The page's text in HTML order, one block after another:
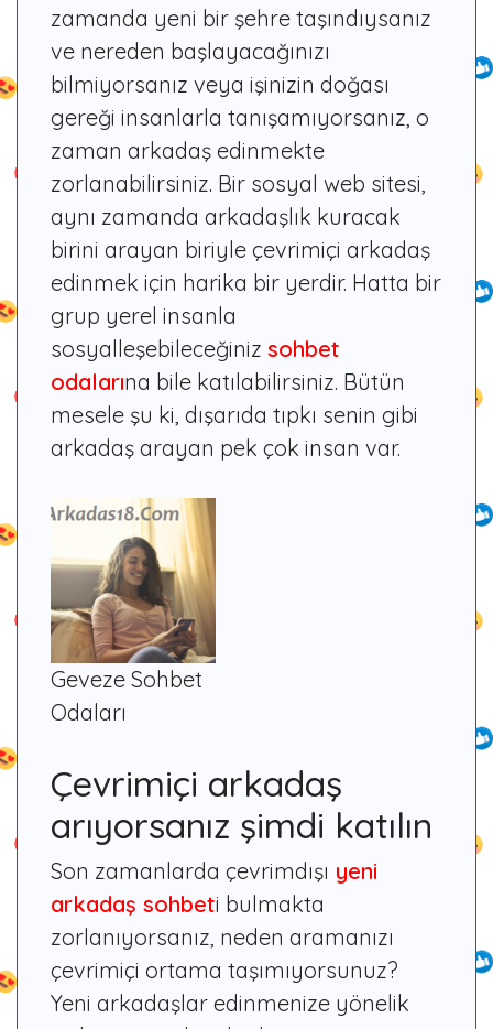
zamanda yeni bir şehre taşındıysanız
ve nereden başlayacağınızı
bilmiyorsanız veya işinizin doğası
gereği insanlarla tanışamıyorsanız, o
zaman arkadaş edinmekte
zorlanabilirsiniz. Bir sosyal web sitesi,
aynı zamanda arkadaşlık kuracak
birini arayan biriyle çevrimiçi arkadaş
edinmek için harika bir yerdir. Hatta bir
grup yerel insanla
sosyalleşebileceğiniz sohbet
odalarına bile katılabilirsiniz. Bütün
mesele şu ki, dışarıda tıpkı senin gibi
arkadaş arayan pek çok insan var.
Geveze Sohbet
Odaları
Çevrimiçi arkadaş
arıyorsanız şimdi katılın
Son zamanlarda çevrimdışı yeni
arkadaş sohbeti bulmakta
zorlanıyorsanız, neden aramanızı
çevrimiçi ortama taşımıyorsunuz?
Yeni arkadaşlar edinmenize yönelik